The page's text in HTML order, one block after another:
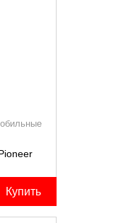
Купить